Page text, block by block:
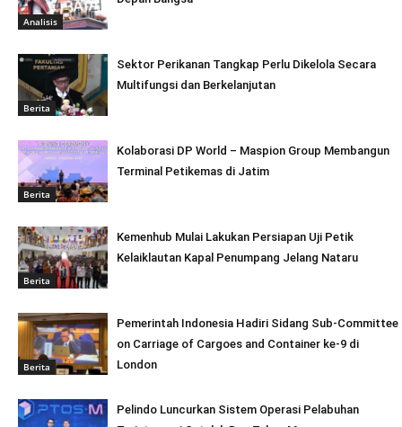
Analisis
Berita
Sektor Perikanan Tangkap Perlu Dikelola Secara
Multifungsi dan Berkelanjutan
Berita
Kolaborasi DP World – Maspion Group Membangun
Terminal Petikemas di Jatim
Berita
Kemenhub Mulai Lakukan Persiapan Uji Petik
Kelaiklautan Kapal Penumpang Jelang Nataru
Berita
Pemerintah Indonesia Hadiri Sidang Sub-Committee
on Carriage of Cargoes and Container ke-9 di
London
Pelindo Luncurkan Sistem Operasi Pelabuhan